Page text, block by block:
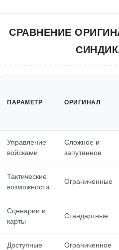
СРАВНЕНИЕ
ПАРАМЕТР ОРИГИНАЛ
Управление
войсками
Сложное и
запутанное
Тактические
возможности
Ограниченные
Сценарии и
карты
Стандартные
Доступные
Ограниченное